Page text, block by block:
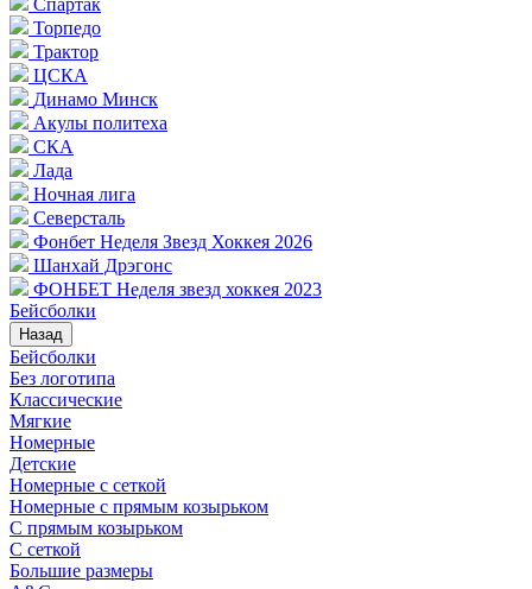
Спартак
Торпедо
Трактор
ЦСКА
Динамо Минск
Акулы политеха
СКА
Лада
Ночная лига
Северсталь
Фонбет Неделя Звезд Хоккея 2026
Шанхай Дрэгонс
ФОНБЕТ Неделя звезд хоккея 2023
Бейсболки
Назад
Бейсболки
Без логотипа
Классические
Мягкие
Номерные
Детские
Номерные с сеткой
Номерные с прямым козырьком
С прямым козырьком
С сеткой
Большие размеры